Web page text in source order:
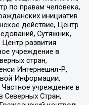
по правам человека,
инициатив
действие, Центр
Сутяжник,
развития
учреждение в
стран,
Интернешнл-Р,
Информации,
учреждение в
Северных Стран,